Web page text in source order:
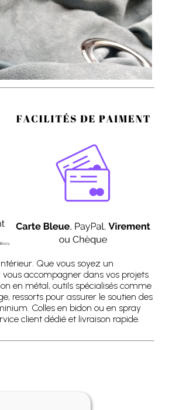
Que vous soyez un
accompagner dans vos projets
en métal, outils spécialisés comme
ressorts pour assurer le soutien des
Colles en bidon ou en spray
client dédié et livraison rapide.